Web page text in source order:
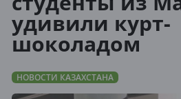
удивили курт-
шоколадом
НОВОСТИ КАЗАХСТАНА